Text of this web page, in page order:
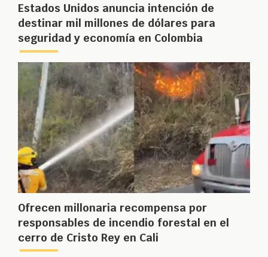
Estados Unidos anuncia intención de
destinar mil millones de dólares para
seguridad y economía en Colombia
Ofrecen millonaria recompensa por
responsables de incendio forestal en el
cerro de Cristo Rey en Cali